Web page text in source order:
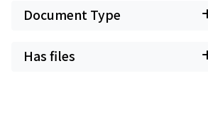
Document Type
Has files